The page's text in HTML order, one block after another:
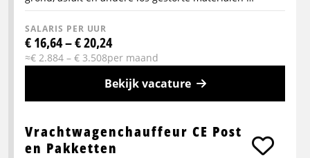
SALARIS PER UUR
€ 16,64 – € 20,24
≈€ 2.884 – € 3.508per maand
Bekijk vacature
info
over
Vrachtwagenchauffeur CE Post
en Pakketten